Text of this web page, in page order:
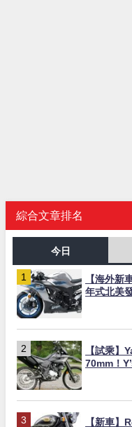
綜合文章排名
今日
【海外新
年式北美
【試乘】
70mm！
【新車